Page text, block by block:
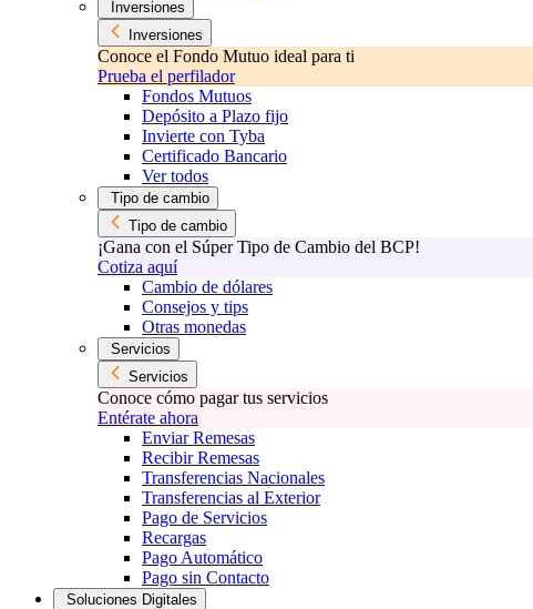
Inversiones
Inversiones
Conoce el Fondo Mutuo ideal para ti
Prueba el perfilador
Fondos Mutuos
Depósito a Plazo fijo
Invierte con Tyba
Certificado Bancario
Ver todos
Tipo de cambio
Tipo de cambio
¡Gana con el Súper Tipo de Cambio del BCP!
Cotiza aquí
Cambio de dólares
Consejos y tips
Otras monedas
Servicios
Servicios
Conoce cómo pagar tus servicios
Entérate ahora
Enviar Remesas
Recibir Remesas
Transferencias Nacionales
Transferencias al Exterior
Pago de Servicios
Recargas
Pago Automático
Pago sin Contacto
Soluciones Digitales